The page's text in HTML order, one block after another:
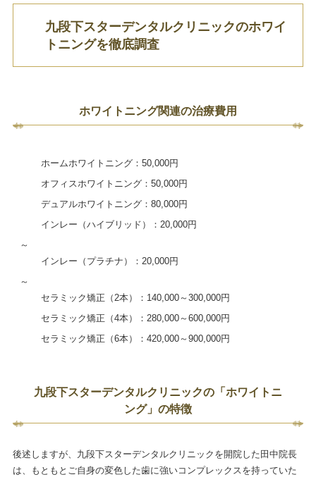
九段下スターデンタルクリニックのホワイ
トニングを徹底調査
ホワイトニング関連の治療費用
ホームホワイトニング：50,000円
オフィスホワイトニング：50,000円
デュアルホワイトニング：80,000円
インレー（ハイブリッド）：20,000円
～
インレー（プラチナ）：20,000円
～
セラミック矯正（2本）：140,000～300,000円
セラミック矯正（4本）：280,000～600,000円
セラミック矯正（6本）：420,000～900,000円
九段下スターデンタルクリニックの「ホワイトニ
ング」の特徴
後述しますが、九段下スターデンタルクリニックを開院した田中院長
は、もともとご自身の変色した歯に強いコンプレックスを持っていた